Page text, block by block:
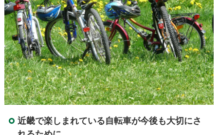
近畿で楽しまれている自転車が今後も大切にさ